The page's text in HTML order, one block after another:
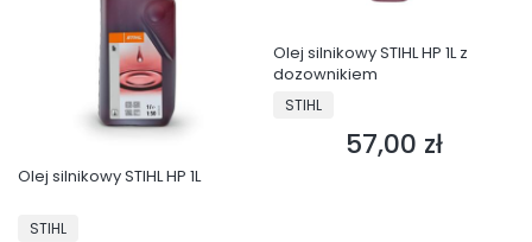
Olej silnikowy STIHL HP 1L
PRODUCENT
STIHL
Olej silnikowy STIHL HP 1L z
dozownikiem
PRODUCENT
STIHL
Cena
57,00 zł